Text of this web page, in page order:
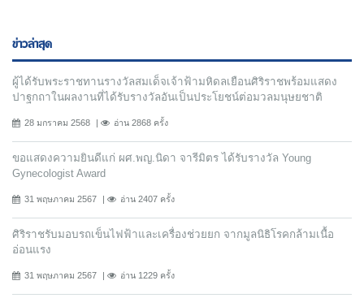
ข่าวล่าสุด
ผู้ได้รับพระราชทานรางวัลสมเด็จเจ้าฟ้ามหิดลเยือนศิริราชพร้อมแสดง
ปาฐกถาในผลงานที่ได้รับรางวัลอันเป็นประโยชน์ต่อมวลมนุษยชาติ
28 มกราคม 2568 อ่าน 2868 ครั้ง
ขอแสดงความยินดีแก่ ผศ.พญ.นิดา จารีมิตร ได้รับรางวัล Young
Gynecologist Award
31 พฤษภาคม 2567 อ่าน 2407 ครั้ง
ศิริราชรับมอบรถเข็นไฟฟ้าและเครื่องช่วยยก จากมูลนิธิโรคกล้ามเนื้อ
อ่อนแรง
31 พฤษภาคม 2567 อ่าน 1229 ครั้ง